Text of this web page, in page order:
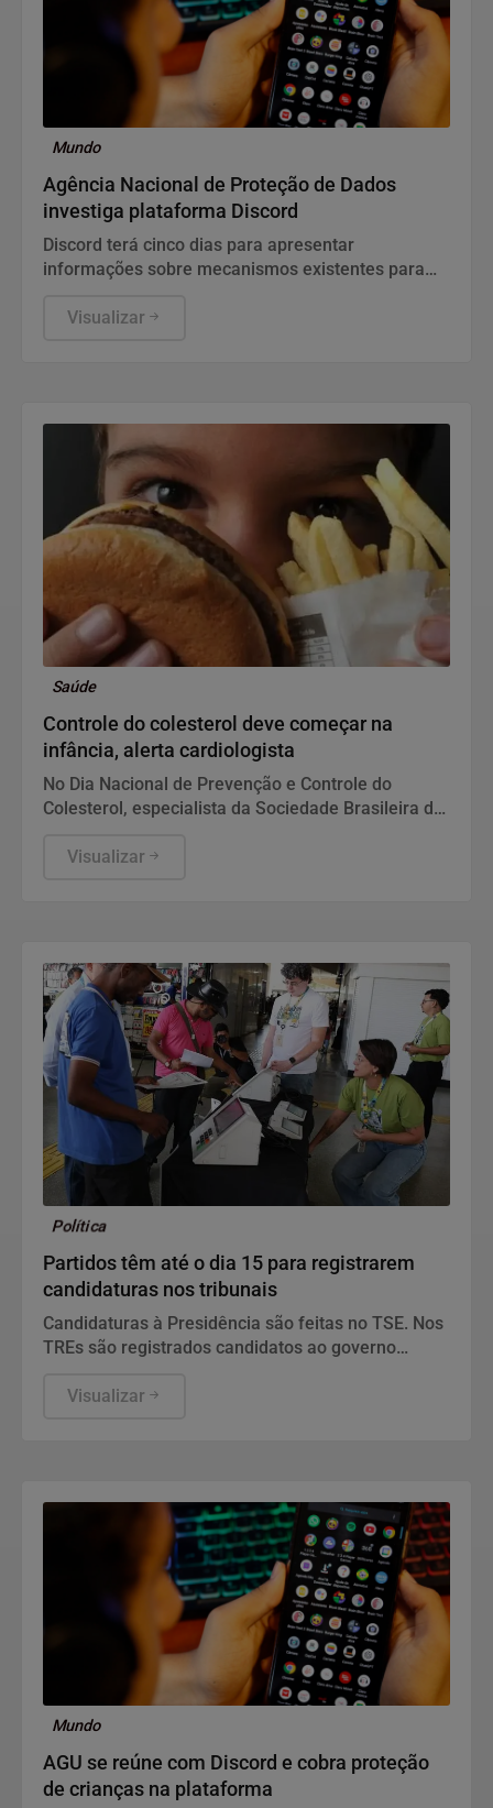
Mundo
Agência Nacional de Proteção de Dados
investiga plataforma Discord
Discord terá cinco dias para apresentar
informações sobre mecanismos existentes para
crianças e adolescentes, informou a ANPD, em
Visualizar
Saúde
Controle do colesterol deve começar na
infância, alerta cardiologista
No Dia Nacional de Prevenção e Controle do
Colesterol, especialista da Sociedade Brasileira de
anos, alimentação equilibrada e atividade física.
Visualizar
Política
Partidos têm até o dia 15 para registrarem
candidaturas nos tribunais
Candidaturas à Presidência são feitas no TSE. Nos
TREs são registrados candidatos ao governo
assembleias estaduais e distrital.
Visualizar
Mundo
AGU se reúne com Discord e cobra proteção
de crianças na plataforma